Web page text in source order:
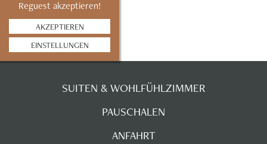
Reguest akzeptieren!
AKZEPTIEREN
EINSTELLUNGEN
SUITEN & WOHLFÜHLZIMMER
PAUSCHALEN
ANFAHRT